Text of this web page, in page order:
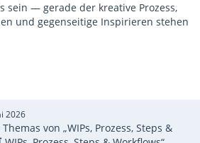
sein — gerade der kreative Prozess,
und gegenseitige Inspirieren stehen
2026
von „WIPs, Prozess, Steps &